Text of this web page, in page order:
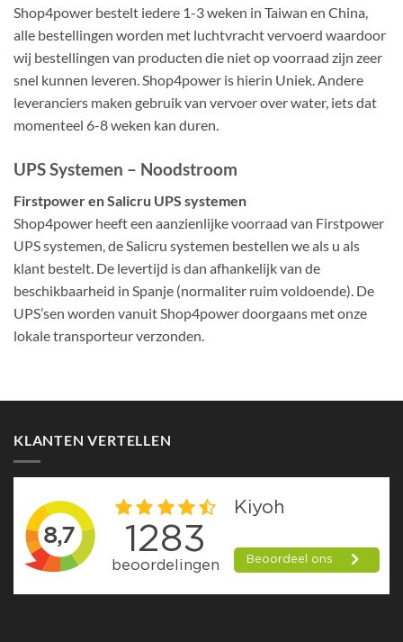
Shop4power bestelt iedere 1-3 weken in Taiwan en China,
alle bestellingen worden met luchtvracht vervoerd waardoor
wij bestellingen van producten die niet op voorraad zijn zeer
snel kunnen leveren. Shop4power is hierin Uniek. Andere
leveranciers maken gebruik van vervoer over water, iets dat
momenteel 6-8 weken kan duren.
UPS Systemen – Noodstroom
Firstpower en Salicru UPS systemen
Shop4power heeft een aanzienlijke voorraad van Firstpower
UPS systemen, de Salicru systemen bestellen we als u als
klant bestelt. De levertijd is dan afhankelijk van de
beschikbaarheid in Spanje (normaliter ruim voldoende). De
UPS’sen worden vanuit Shop4power doorgaans met onze
lokale transporteur verzonden.
KLANTEN VERTELLEN